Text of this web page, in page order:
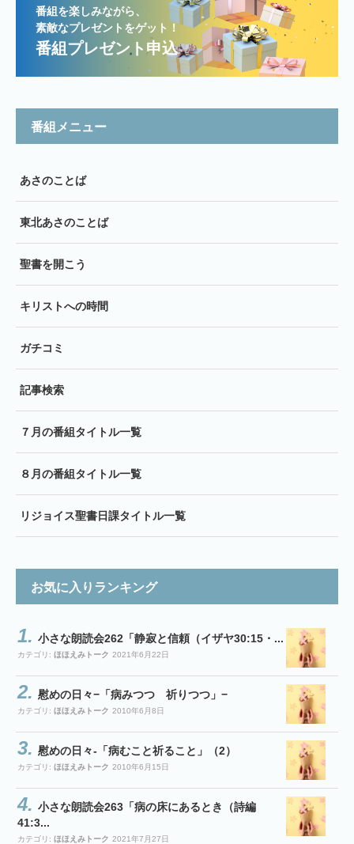
番組を楽しみながら、
素敵なプレゼントをゲット！
番組プレゼント申込
番組メニュー
あさのことば
東北あさのことば
聖書を開こう
キリストへの時間
ガチコミ
記事検索
７月の番組タイトル一覧
８月の番組タイトル一覧
リジョイス聖書日課タイトル一覧
お気に入りランキング
小さな朗読会262「静寂と信頼（イザヤ30:15・...
カテゴリ: ほほえみトーク 2021年6月22日
慰めの日々−「病みつつ 祈りつつ」−
カテゴリ: ほほえみトーク 2010年6月8日
慰めの日々-「病むこと祈ること」（2）
カテゴリ: ほほえみトーク 2010年6月15日
小さな朗読会263「病の床にあるとき（詩編
41:3...
カテゴリ: ほほえみトーク 2021年7月27日